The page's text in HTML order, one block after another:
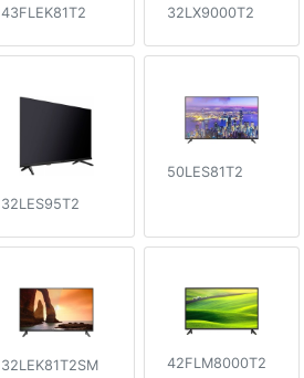
43FLEK81T2 32LX9000T2
32LES95T2
50LES81T2
32LEK81T2SM 42FLM8000T2